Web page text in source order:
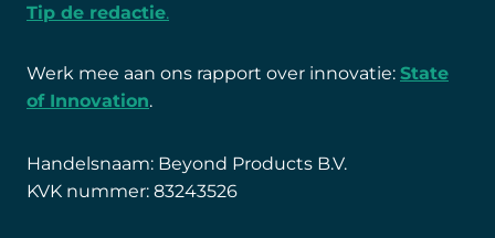
Tip de redactie.
Werk mee aan ons rapport over innovatie: State
of Innovation.
Handelsnaam: Beyond Products B.V.
KVK nummer: 83243526